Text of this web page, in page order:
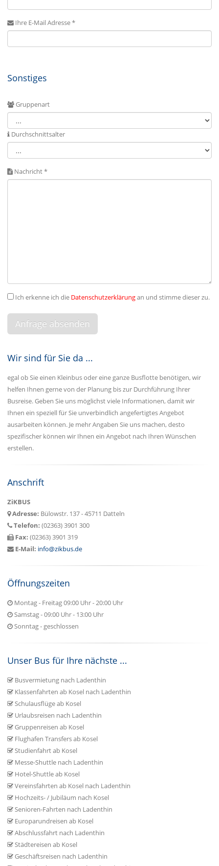
Ihre E-Mail Adresse *
Sonstiges
Gruppenart
Durchschnittsalter
Nachricht *
Ich erkenne ich die Datenschutzerklärungan und stimme dieser zu.
Wir sind für Sie da ...
egal ob Sie einen Kleinbus oder eine ganze Busflotte benötigen, wir
helfen Ihnen gerne von der Planung bis zur Durchführung Ihrer
Busreise. Geben Sie uns möglichst viele Informationen, damit wir
Ihnen ein speziell für Sie unverbindlich angefertigtes Angebot
ausarbeiten können. Je mehr Angaben Sie uns machen, desto
spezifischer können wir Ihnen ein Angebot nach Ihren Wünschen
erstellen.
Anschrift
ZiKBUS
Adresse: Bülowstr. 137 - 45711 Datteln
Telefon: (02363) 3901 300
Fax: (02363) 3901 319
E-Mail: info@zikbus.de
Öffnungszeiten
Montag - Freitag 09:00 Uhr - 20:00 Uhr
Samstag - 09:00 Uhr - 13:00 Uhr
Sonntag - geschlossen
Unser Bus für Ihre nächste ...
Busvermietung nach Ladenthin
Klassenfahrten ab Kosel nach Ladenthin
Schulausflüge ab Kosel
Urlaubsreisen nach Ladenthin
Gruppenreisen ab Kosel
Flughafen Transfers ab Kosel
Studienfahrt ab Kosel
Messe-Shuttle nach Ladenthin
Hotel-Shuttle ab Kosel
Vereinsfahrten ab Kosel nach Ladenthin
Hochzeits- / Jubiläum nach Kosel
Senioren-Fahrten nach Ladenthin
Europarundreisen ab Kosel
Abschlussfahrt nach Ladenthin
Städtereisen ab Kosel
Geschäftsreisen nach Ladenthin